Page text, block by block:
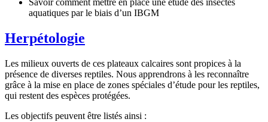
aquatiques par le biais d’un IBGM
Herpétologie
Les milieux ouverts de ces plateaux calcaires sont propices à la
présence de diverses reptiles. Nous apprendrons à les reconnaître
grâce à la mise en place de zones spéciales d’étude pour les reptiles,
qui restent des espèces protégées.
Les objectifs peuvent être listés ainsi :